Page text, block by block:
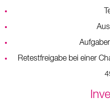
Retestfreigabe bei einer